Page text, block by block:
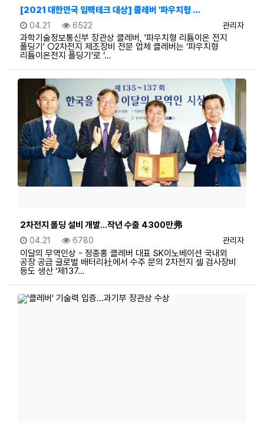
[2021 대한민국 임팩테크 대상] 클레버 '파우치형 …
등록자
관리자
등록일
04.21 조회
6522
과학기술정보통신부 장관상 클레버, '파우치형 리튬이온 전지
폴딩기' ○2차전지 제조장비 전문 업체 클레버는 ‘파우치형
리튬이온전지 폴딩기’로 ‘…
2차전지 폴딩 설비 개발…작년 수출 4300만弗
등록자
관리자
등록일
04.21 조회
6780
이달의 무역인상 - 정종홍 클레버 대표 SK이노베이션 국내외
공장 공급 글로벌 배터리社에서 수주 문의 2차전지 셀 검사장비
등도 생산 ‘제137…